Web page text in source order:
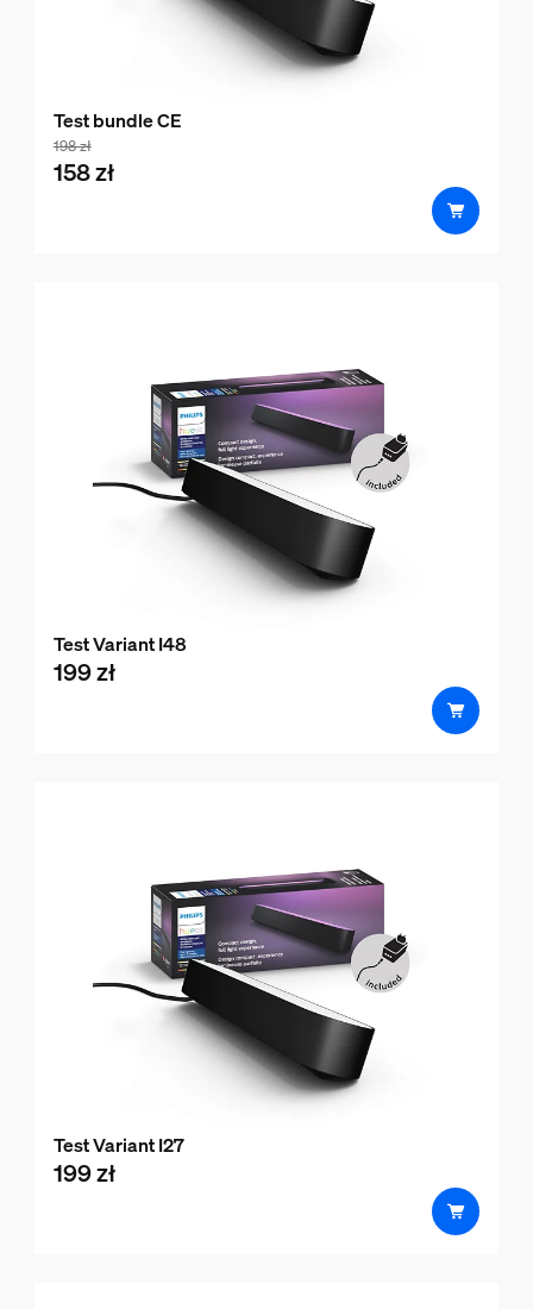
Test bundle CE
bundle.158 zł.with.198 zł
198 zł
158 zł
Test Variant I48
product.with.199 zł
199 zł
Test Variant I27
product.with.199 zł
199 zł